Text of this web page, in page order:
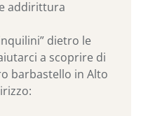
addirittura
dietro le
a scoprire di
barbastello in Alto